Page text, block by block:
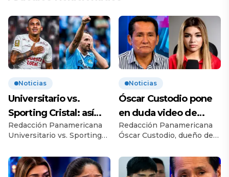
Noticias
Universitario vs.
Sporting Cristal: así
llegan al esperado
duelo
Redacción Panamericana
Universitario vs. Sporting
cuarta jornada del Torneo
Clausura 2026, en un
Noticias
Óscar Custodio pone
en duda video de
Naldy Saldaña: “Hay
cosas que de repente
se han editado”
Redacción Panamericana
Óscar Custodio, dueño de
la autenticidad de los
videos difundidos por